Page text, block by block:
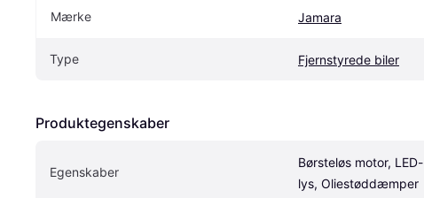
Mærke Jamara
Type Fjernstyrede biler
Produktegenskaber
Egenskaber
Børsteløs motor, LED-
lys, Oliestøddæmper